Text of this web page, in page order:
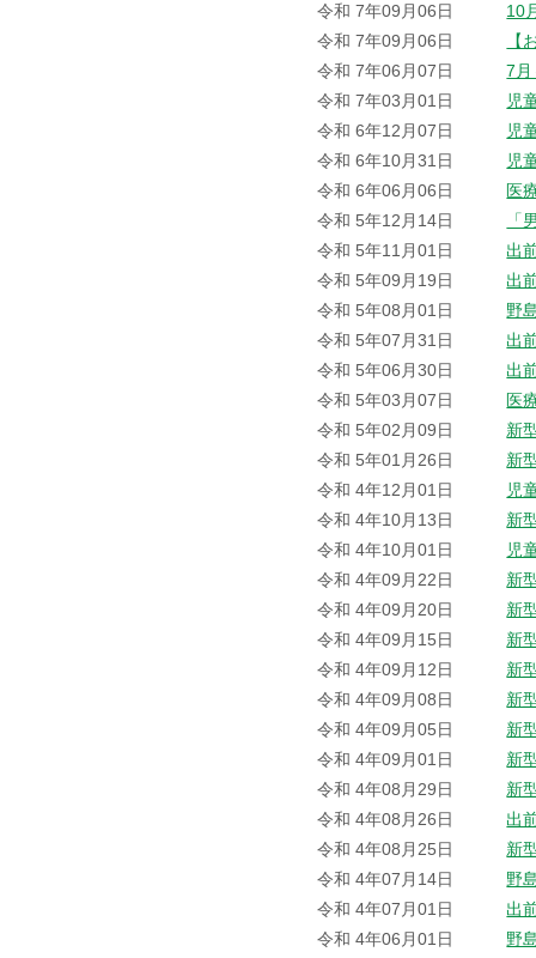
令和 7年09月06日
10
令和 7年09月06日
【
令和 7年06月07日
7月
令和 7年03月01日
児
令和 6年12月07日
児
令和 6年10月31日
児
令和 6年06月06日
医
令和 5年12月14日
「
令和 5年11月01日
出
令和 5年09月19日
出
令和 5年08月01日
野
令和 5年07月31日
出
令和 5年06月30日
出
令和 5年03月07日
医
令和 5年02月09日
新
令和 5年01月26日
新
令和 4年12月01日
児
令和 4年10月13日
新
令和 4年10月01日
児
令和 4年09月22日
新
令和 4年09月20日
新
令和 4年09月15日
新
令和 4年09月12日
新
令和 4年09月08日
新
令和 4年09月05日
新
令和 4年09月01日
新
令和 4年08月29日
新
令和 4年08月26日
出
令和 4年08月25日
新
令和 4年07月14日
野
令和 4年07月01日
出
令和 4年06月01日
野